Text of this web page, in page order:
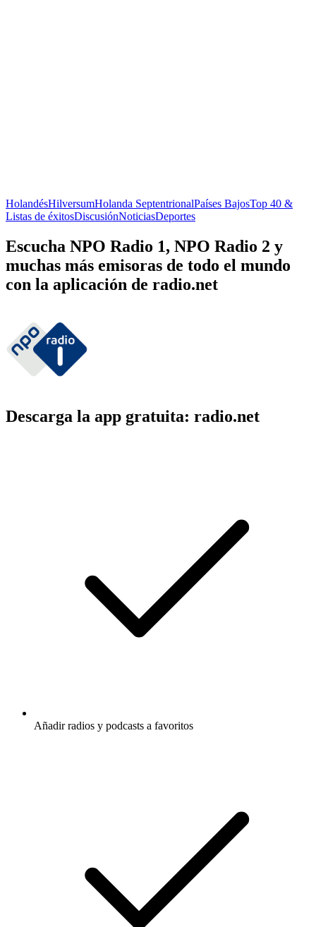
HolandésHilversumHolanda SeptentrionalPaíses BajosTop 40 &
Listas de éxitosDiscusiónNoticiasDeportes
Escucha NPO Radio 1, NPO Radio 2 y
muchas más emisoras de todo el mundo
con la aplicación de radio.net
Descarga la app gratuita: radio.net
Añadir radios y podcasts a favoritos